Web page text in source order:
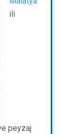
ili
peyzaj